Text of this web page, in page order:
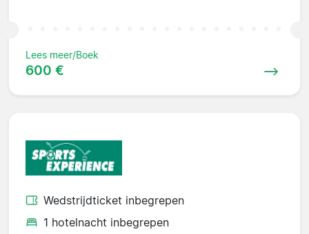
Lees meer/Boek
600 €
Wedstrijdticket inbegrepen
1 hotelnacht inbegrepen